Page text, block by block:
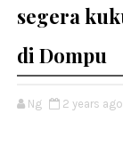
segera
di Dompu
Ng 2 years ago